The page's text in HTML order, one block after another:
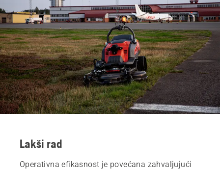
Lakši rad
Operativna efikasnost je povećana zahvaljujući